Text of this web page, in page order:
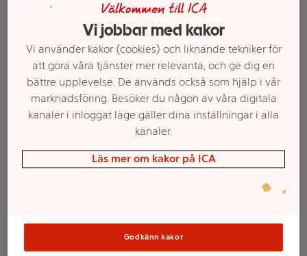
Ty Mjukisdjur Slusch
hund 15cm
Mer info
Välj butik
Ty Mjukisdjur Spirit
Schäfer 15cm
Mer info
Välj butik
Välkommen till ICA
Vi jobbar med kakor
Vi använder kakor (cookies) och liknande tekniker för
att göra våra tjänster mer relevanta, och ge dig en
bättre upplevelse. De används också som hjälp i vår
marknadsföring. Besöker du någon av våra digitala
kanaler i inloggat läge gäller dina inställningar i alla
kanaler.
Läs mer om kakor på ICA
Godkänn kakor